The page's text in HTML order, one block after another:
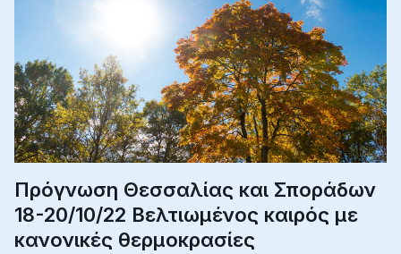
Πρόγνωση Θεσσαλίας και Σποράδων
18-20/10/22 Βελτιωμένος καιρός με
κανονικές θερμοκρασίες